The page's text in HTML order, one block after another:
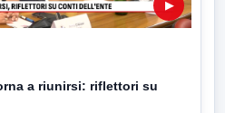
▶
a riunirsi: riflettori su